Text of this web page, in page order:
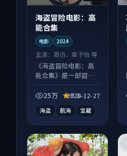
海盗冒险电影：高
能合集
电影 2024
主演： 周迅、章子怡 等
《海盗冒险电影：高
能合集》是一部冒险
续发酵，适合周末一
25万 9.1
2024-12-27
海盗 航海 宝藏
中国 4K